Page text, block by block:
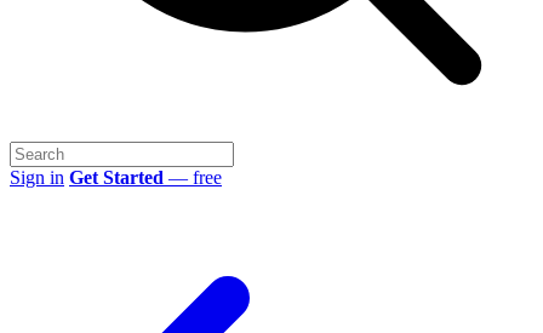
Sign in Get Started — free